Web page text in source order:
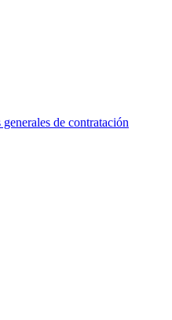
de contratación